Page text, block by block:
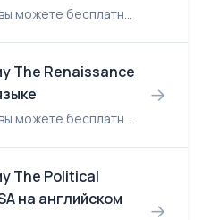
На этой странице вы можете бесплатно читать реферат на английском языке: The Roman Times in British History. The Roman Times in British History In the early days of history (50-450) Engla...
The Renaissance
На этой странице вы можете бесплатно читать реферат на английском языке: The Renaissance. The Renaissance The "dark" Middle Ages were followed by a time known in art and literature as the ...
→
The Political
на английском
→